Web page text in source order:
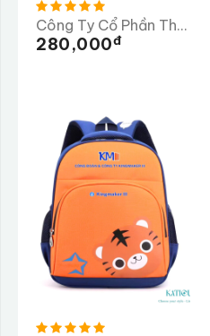
Công Ty Cổ Phần Thương Mại Dược Phẩm Tiến Thịnh
280,000Đ